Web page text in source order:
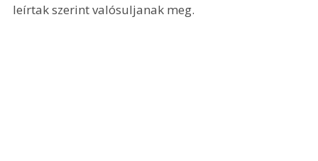
leírtak szerint valósuljanak meg.